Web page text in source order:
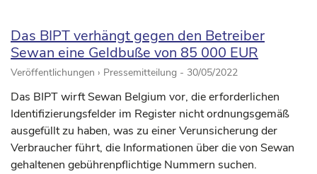
Das BIPT verhängt gegen den Betreiber
Sewan eine Geldbuße von 85 000 EUR
Veröffentlichungen › Pressemitteilung - 30/05/2022
Das BIPT wirft Sewan Belgium vor, die erforderlichen
Identifizierungsfelder im Register nicht ordnungsgemäß
ausgefüllt zu haben, was zu einer Verunsicherung der
Verbraucher führt, die Informationen über die von Sewan
gehaltenen gebührenpflichtige Nummern suchen.